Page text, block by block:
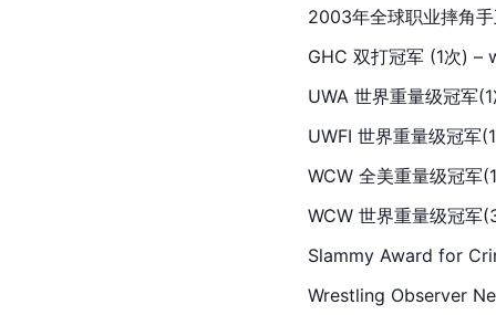
2003年全球职业摔角
GHC 双打冠军 (1次) –
UWA 世界重量级冠军
UWFI 世界重量级冠军
WCW 全美重量级冠军
WCW 世界重量级冠军
Slammy Award for
Wrestling Observer